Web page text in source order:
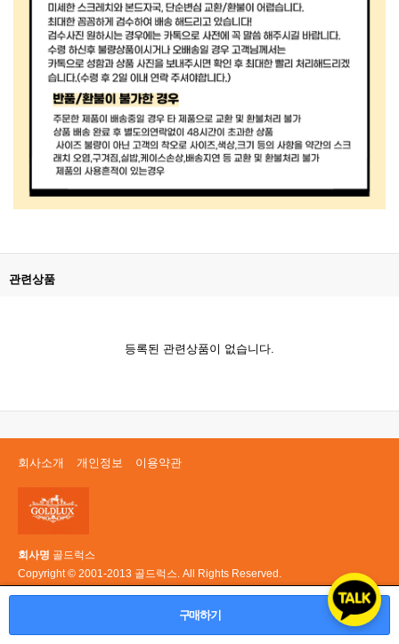
구매하기
관련상품
등록된 관련상품이 없습니다.
회사소개 개인정보 이용약관
회사명 골드럭스
Copyright © 2001-2013 골드럭스. All Rights Reserved.
PC 버전